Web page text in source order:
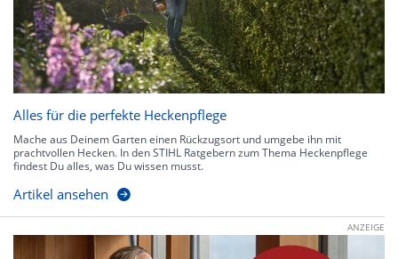
Alles für die perfekte Heckenpflege
Mache aus Deinem Garten einen Rückzugsort und umgebe ihn mit
prachtvollen Hecken. In den STIHL Ratgebern zum Thema Heckenpflege
findest Du alles, was Du wissen musst.
Artikel ansehen
ANZEIGE